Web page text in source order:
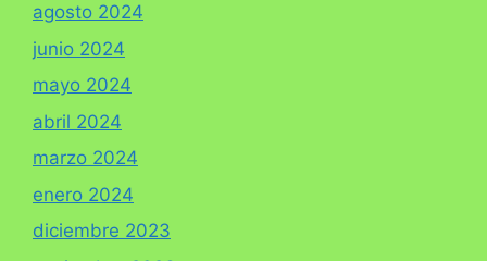
agosto 2024
junio 2024
mayo 2024
abril 2024
marzo 2024
enero 2024
diciembre 2023